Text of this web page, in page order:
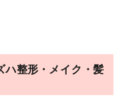
ハ整形・メイク・髪